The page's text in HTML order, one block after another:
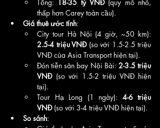
Tổng: 18-35 tỷ VNĐ (quy mô nhỏ,
thấp hơn Carey toàn cầu).
Giá thuê ước tính:
2.5-4 triệu VNĐ (so với 1.5-2.5 triệu
VNĐ của Asia Transport hiện tại).
Đón tiễn sân bay Nội Bài: 2-3.5 triệu
VNĐ (so với 1.5-2 triệu VNĐ hiện
tại).
Tour Hạ Long (1 ngày): 4-6 triệu
VNĐ (so với 3-4 triệu VNĐ hiện tại).
So sánh: